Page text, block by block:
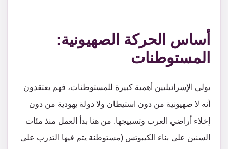
أساس الحركة الصهيونية:
المستوطنات
يولي الإسرائيليين أهمية كبيرة للمستوطنات، فهم يعتقدون
أنه لا صهيونية من دون استيطان ولا دولة يهودية من دون
إخلاء أراضي العرب وتسييجها. من هنا بدأ العمل منذ مئات
السنين على بناء الكيبوتس (مستوطنة يتم فيها التدرب على